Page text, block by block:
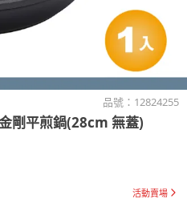
品號： 12824255
剛平煎鍋(28cm 無蓋)
活動賣場